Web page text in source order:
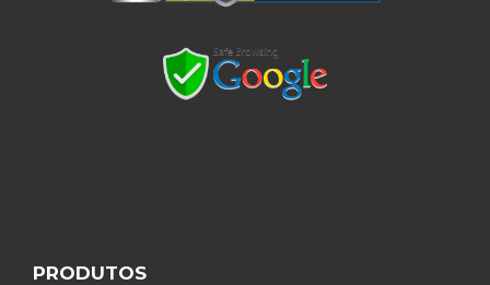
PRODUTOS